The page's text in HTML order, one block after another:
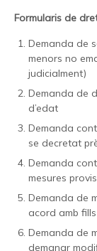
Formularis de
Demanda de
menors no
judicialment)
Demanda de
d’edat
Demanda
se decretat
Demanda
mesures
Demanda de
acord amb
Demanda de
demanar